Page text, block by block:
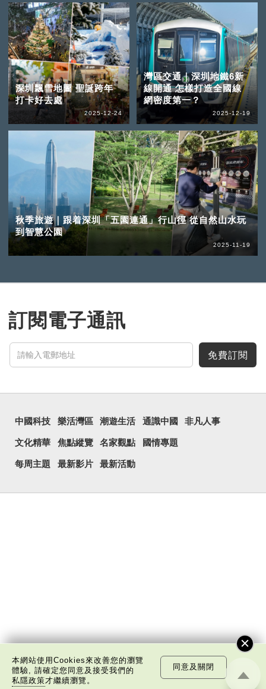
深圳飄雪地圖 聖誕跨年
打卡好去處
2025-12-24
灣區交通｜深圳地鐵6新
線開通 怎樣打造全國線
網密度第一？
2025-12-19
秋季旅遊｜跟着深圳「五園連通」行山徑 從自然山水玩
到智慧公園
2025-11-19
訂閱電子通訊
免費訂閱
中國科技 樂活灣區 潮遊生活 通識中國 非凡人事
文化精華 焦點縱覽 名家觀點 國情專題
每周主題 最新影片 最新活動
本網站使用Cookies來改善您的瀏覽
體驗, 請確定您同意及接受我們的
私隱政策才繼續瀏覽。
同意及關閉